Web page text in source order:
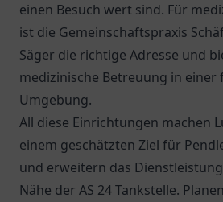
einen Besuch wert sind. Für
ist die Gemeinschaftspraxis
Säger die richtige Adresse und
medizinische Betreuung in einer
Umgebung.
All diese Einrichtungen machen
einem geschätzten Ziel für
und erweitern das
Nähe der AS 24 Tankstelle.